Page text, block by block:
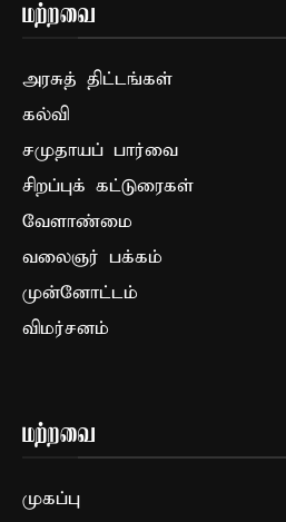
மற்றவை
அரசுத் திட்டங்கள்
கல்வி
சமுதாயப் பார்வை
சிறப்புக் கட்டுரைகள்
வேளாண்மை
வலைஞர் பக்கம்
முன்னோட்டம்
விமர்சனம்
மற்றவை
முகப்பு